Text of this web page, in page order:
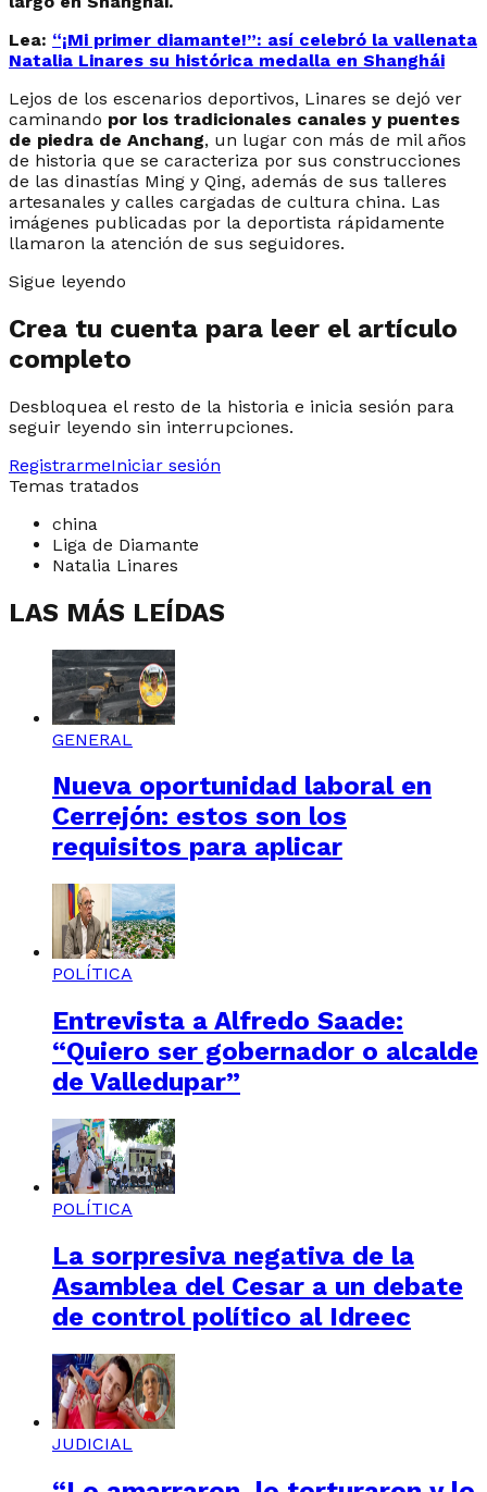
Lea: “¡Mi primer diamante!”: así celebró la vallenata
Natalia Linares su histórica medalla en Shanghái
Lejos de los escenarios deportivos, Linares se dejó ver
caminando por los tradicionales canales y puentes
de piedra de Anchang, un lugar con más de mil años
de historia que se caracteriza por sus construcciones
de las dinastías Ming y Qing, además de sus talleres
artesanales y calles cargadas de cultura china. Las
imágenes publicadas por la deportista rápidamente
llamaron la atención de sus seguidores.
Sigue leyendo
Crea tu cuenta para leer el artículo
completo
Desbloquea el resto de la historia e inicia sesión para
seguir leyendo sin interrupciones.
RegistrarmeIniciar sesión
Temas tratados
china
Liga de Diamante
Natalia Linares
LAS MÁS LEÍDAS
GENERAL
Nueva oportunidad laboral en
Cerrejón: estos son los
requisitos para aplicar
POLÍTICA
Entrevista a Alfredo Saade:
“Quiero ser gobernador o alcalde
de Valledupar”
POLÍTICA
La sorpresiva negativa de la
Asamblea del Cesar a un debate
de control político al Idreec
JUDICIAL